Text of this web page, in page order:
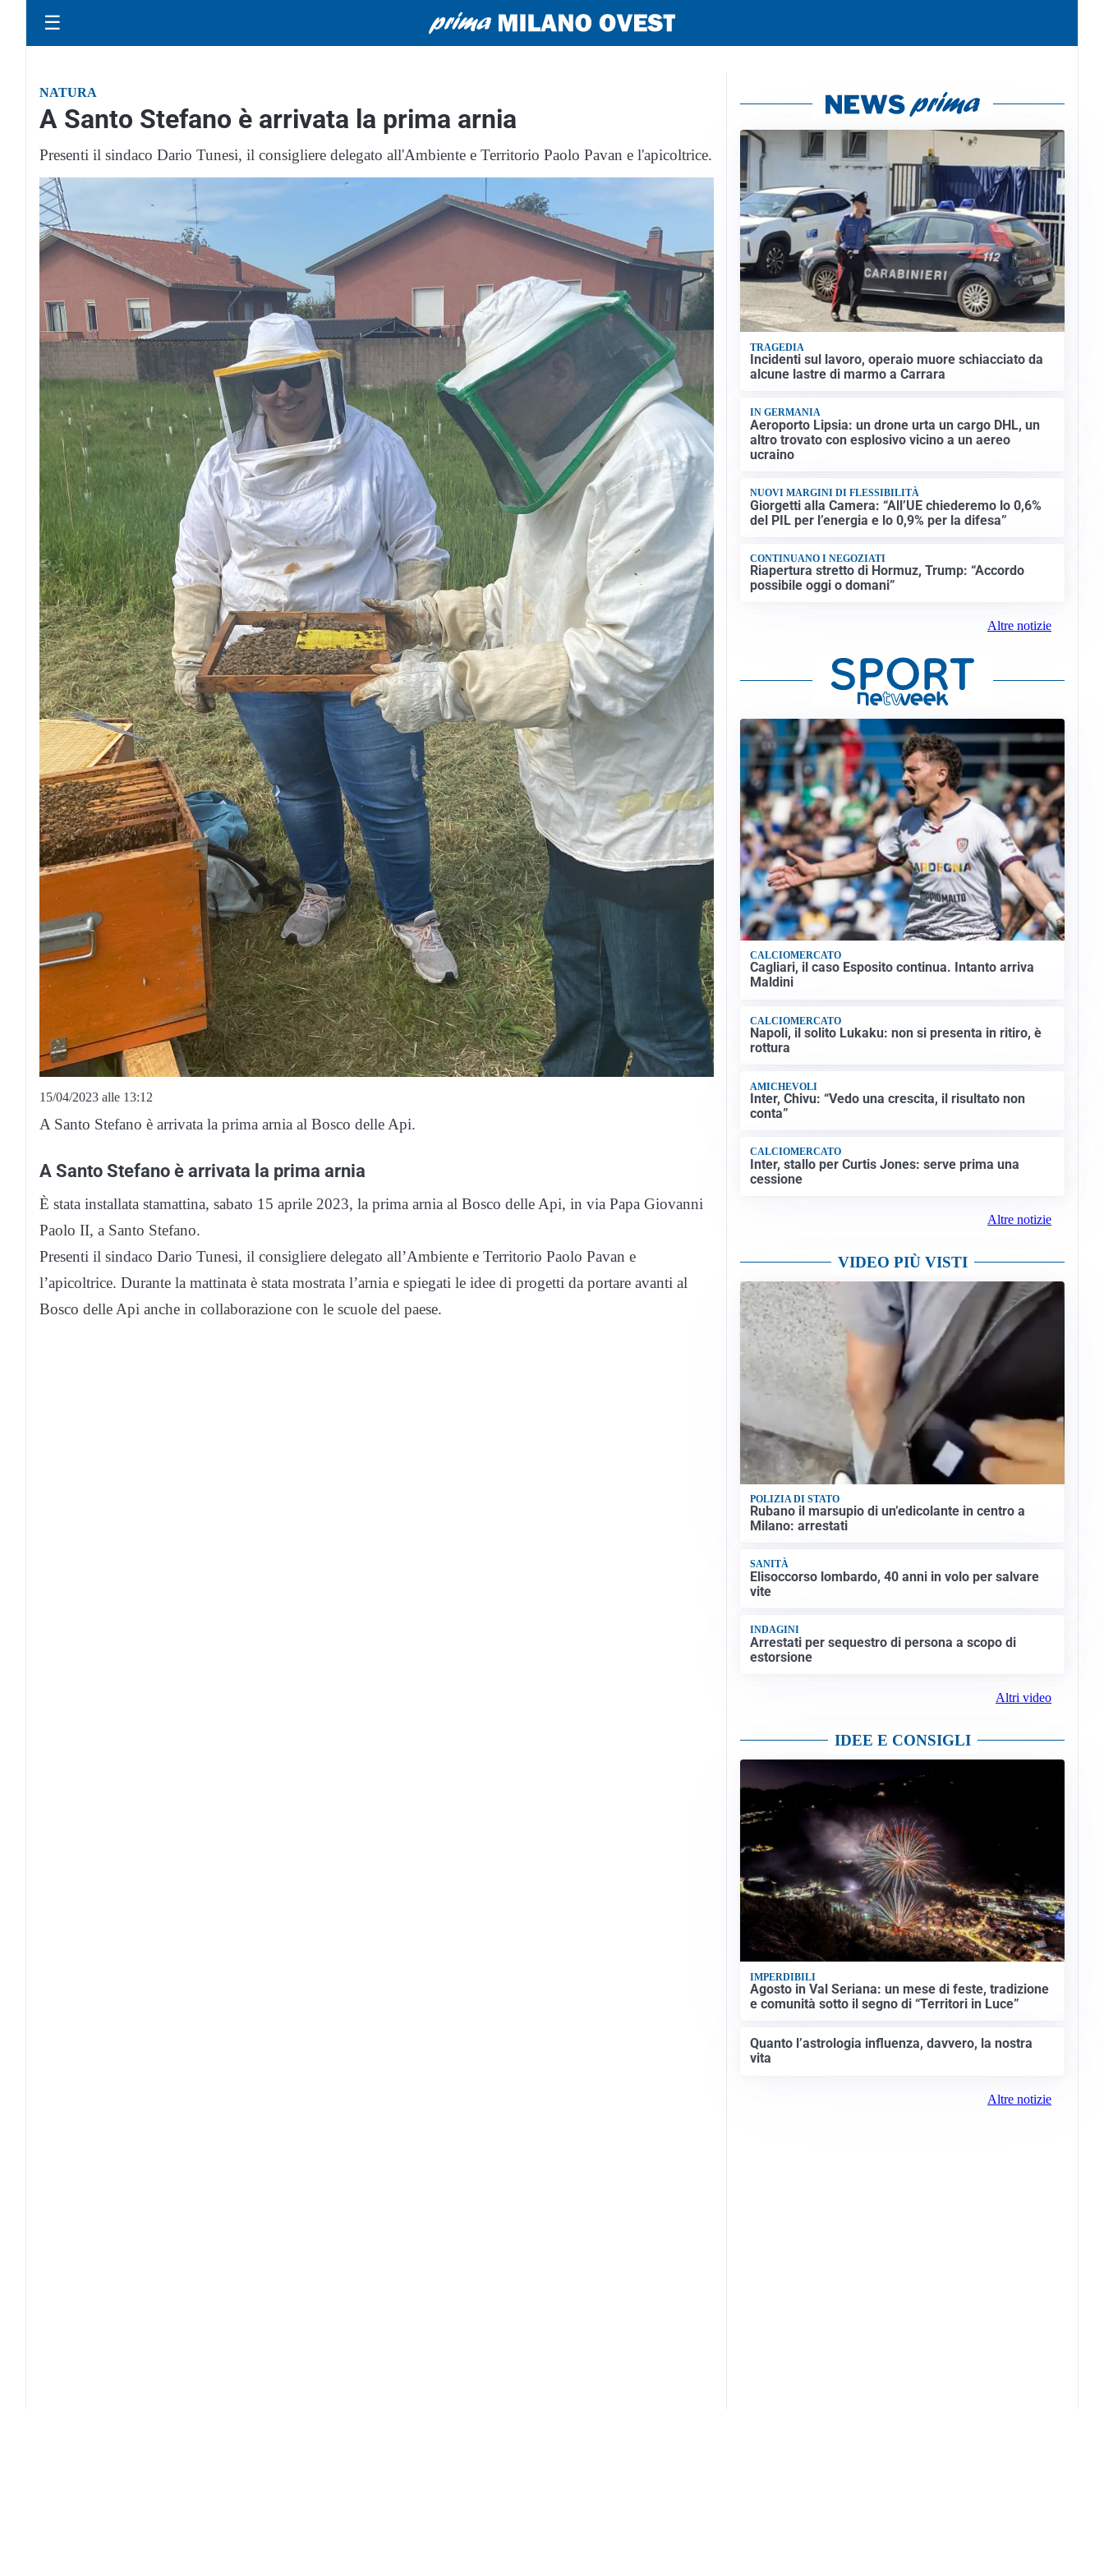
☰
NATURA
A Santo Stefano è arrivata la prima arnia
Presenti il sindaco Dario Tunesi, il consigliere delegato all'Ambiente e Territorio Paolo Pavan e l'apicoltrice.
15/04/2023 alle 13:12
A Santo Stefano è arrivata la prima arnia al Bosco delle Api.
A Santo Stefano è arrivata la prima arnia
È stata installata stamattina, sabato 15 aprile 2023, la prima arnia al Bosco delle Api, in via Papa Giovanni
Paolo II, a Santo Stefano.
Presenti il sindaco Dario Tunesi, il consigliere delegato all’Ambiente e Territorio Paolo Pavan e
l’apicoltrice. Durante la mattinata è stata mostrata l’arnia e spiegati le idee di progetti da portare avanti al
Bosco delle Api anche in collaborazione con le scuole del paese.
TRAGEDIA
Incidenti sul lavoro, operaio muore schiacciato da
alcune lastre di marmo a Carrara
IN GERMANIA
Aeroporto Lipsia: un drone urta un cargo DHL, un
altro trovato con esplosivo vicino a un aereo
ucraino
NUOVI MARGINI DI FLESSIBILITÀ
Giorgetti alla Camera: “All’UE chiederemo lo 0,6%
del PIL per l’energia e lo 0,9% per la difesa”
CONTINUANO I NEGOZIATI
Riapertura stretto di Hormuz, Trump: “Accordo
possibile oggi o domani”
Altre notizie
CALCIOMERCATO
Cagliari, il caso Esposito continua. Intanto arriva
Maldini
CALCIOMERCATO
Napoli, il solito Lukaku: non si presenta in ritiro, è
rottura
AMICHEVOLI
Inter, Chivu: “Vedo una crescita, il risultato non
conta”
CALCIOMERCATO
Inter, stallo per Curtis Jones: serve prima una
cessione
Altre notizie
VIDEO PIÙ VISTI
POLIZIA DI STATO
Rubano il marsupio di un’edicolante in centro a
Milano: arrestati
SANITÀ
Elisoccorso lombardo, 40 anni in volo per salvare
vite
INDAGINI
Arrestati per sequestro di persona a scopo di
estorsione
Altri video
IDEE E CONSIGLI
IMPERDIBILI
Agosto in Val Seriana: un mese di feste, tradizione
e comunità sotto il segno di “Territori in Luce”
Quanto l’astrologia influenza, davvero, la nostra
vita
Altre notizie